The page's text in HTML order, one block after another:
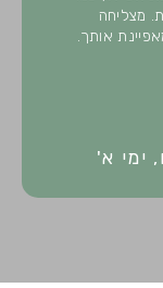
מצליחה
אותך.
ימי א'